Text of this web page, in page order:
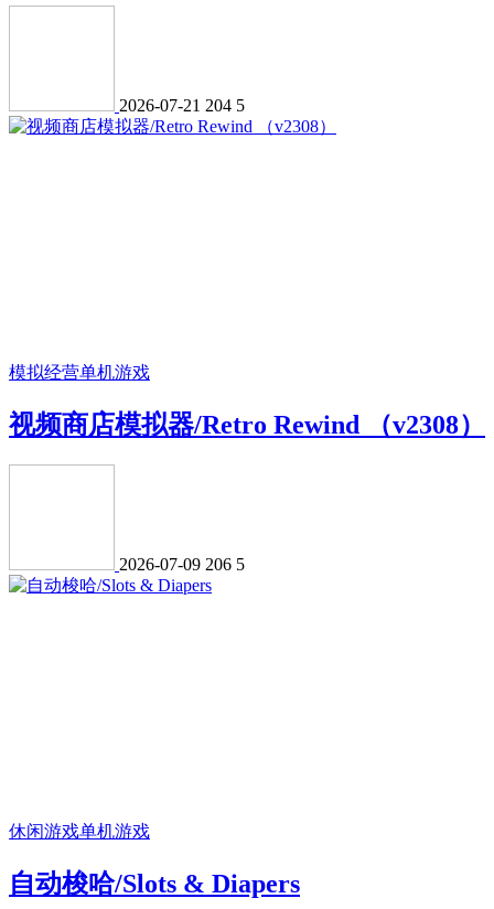
2026-07-21 204 5
模拟经营单机游戏
视频商店模拟器/Retro Rewind （v2308）
2026-07-09 206 5
休闲游戏单机游戏
自动梭哈/Slots & Diapers